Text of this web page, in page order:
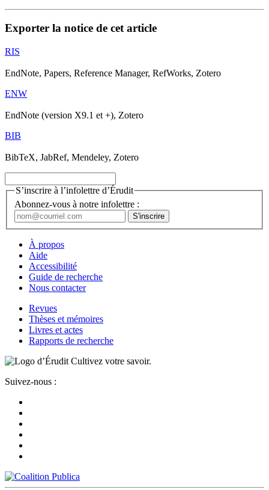
Exporter la notice de cet article
RIS
EndNote, Papers, Reference Manager, RefWorks, Zotero
ENW
EndNote (version X9.1 et +), Zotero
BIB
BibTeX, JabRef, Mendeley, Zotero
S’inscrire à l’infolettre d’Érudit
Abonnez-vous à notre infolettre :
À propos
Aide
Accessibilité
Guide de recherche
Nous contacter
Revues
Thèses et mémoires
Livres et actes
Rapports de recherche
Cultivez votre savoir.
Suivez-nous :